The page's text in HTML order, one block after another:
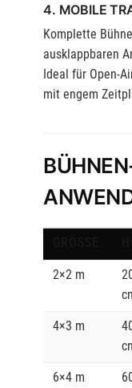
4. MOBILE
Komplette
ausklappbaren
Ideal für Open-
mit engem
2×2 m
4×3 m
6×4 m